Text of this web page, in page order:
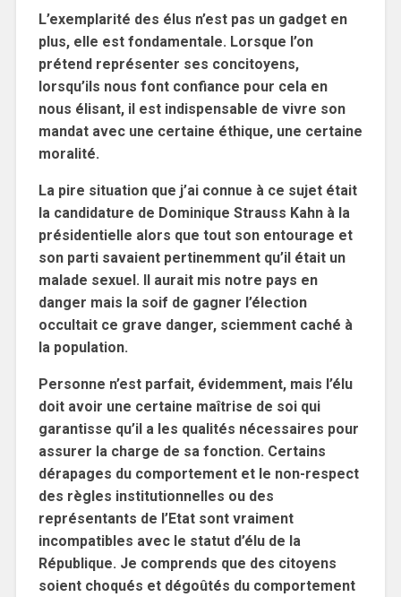
L’exemplarité des élus n’est pas un gadget en
plus, elle est fondamentale. Lorsque l’on
prétend représenter ses concitoyens,
lorsqu’ils nous font confiance pour cela en
nous élisant, il est indispensable de vivre son
mandat avec une certaine éthique, une certaine
moralité.
La pire situation que j’ai connue à ce sujet était
la candidature de Dominique Strauss Kahn à la
présidentielle alors que tout son entourage et
son parti savaient pertinemment qu’il était un
malade sexuel. Il aurait mis notre pays en
danger mais la soif de gagner l’élection
occultait ce grave danger, sciemment caché à
la population.
Personne n’est parfait, évidemment, mais l’élu
doit avoir une certaine maîtrise de soi qui
garantisse qu’il a les qualités nécessaires pour
assurer la charge de sa fonction. Certains
dérapages du comportement et le non-respect
des règles institutionnelles ou des
représentants de l’Etat sont vraiment
incompatibles avec le statut d’élu de la
République. Je comprends que des citoyens
soient choqués et dégoûtés du comportement